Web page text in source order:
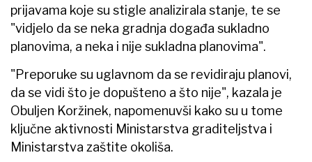
prijavama koje su stigle analizirala stanje, te se
"vidjelo da se neka gradnja događa sukladno
planovima, a neka i nije sukladna planovima".
"Preporuke su uglavnom da se revidiraju planovi,
da se vidi što je dopušteno a što nije", kazala je
Obuljen Koržinek, napomenuvši kako su u tome
ključne aktivnosti Ministarstva graditeljstva i
Ministarstva zaštite okoliša.